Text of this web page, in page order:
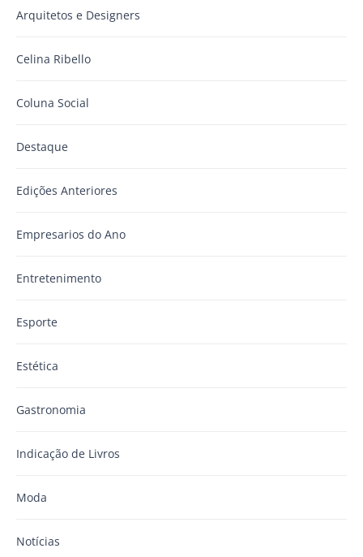
Arquitetos e Designers
Celina Ribello
Coluna Social
Destaque
Edições Anteriores
Empresarios do Ano
Entretenimento
Esporte
Estética
Gastronomia
Indicação de Livros
Moda
Notícias